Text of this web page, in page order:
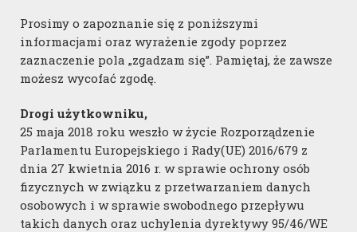
wspólnych działań zmierzających do
budowy do 2030 r. MFW o łącznej mocy 19,6
GW, czyli ok. 7-krotnego zwiększenia mocy
GW.
Przezwyciężyć bariery
Aby jednak w pełni wykorzystać pełny
Prosimy o zapoznanie się z poniższymi
informacjami oraz wyrażenie zgody poprzez
zaznaczenie pola „zgadzam się”. Pamiętaj, że zawsze
możesz wycofać zgodę.
Drogi użytkowniku,
25 maja 2018 roku weszło w życie Rozporządzenie
Parlamentu Europejskiego i Rady(UE) 2016/679 z
dnia 27 kwietnia 2016 r. w sprawie ochrony osób
fizycznych w związku z przetwarzaniem danych
osobowych i w sprawie swobodnego przepływu
takich danych oraz uchylenia dyrektywy 95/46/WE